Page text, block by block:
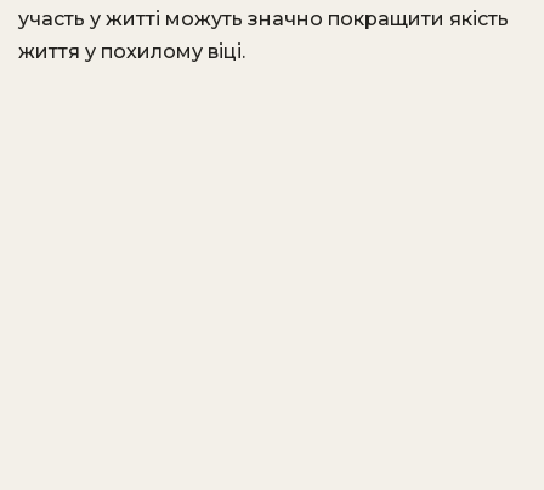
участь у житті можуть значно покращити якість
життя у похилому віці.